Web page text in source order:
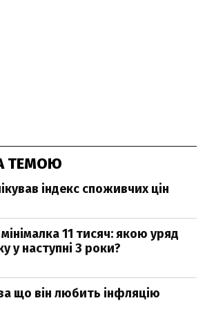
ТЕМОЮ
індекс споживчих цін
11 тисяч: якою уряд
у наступні 3 роки?
що він любить інфляцію